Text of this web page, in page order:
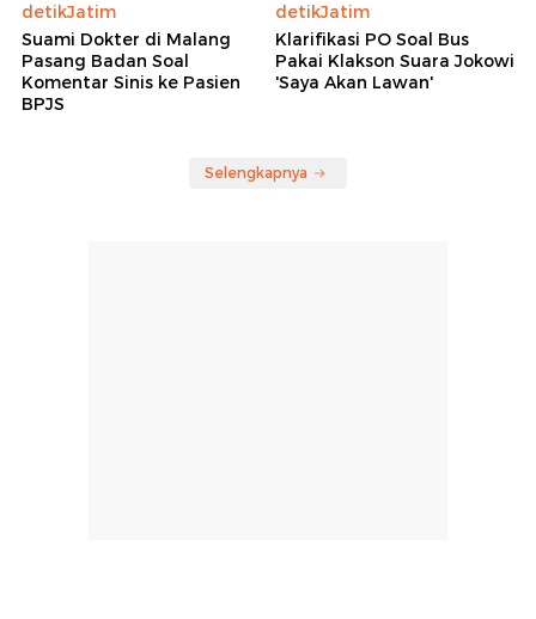
detikJatim
Suami Dokter di Malang
Pasang Badan Soal
Komentar Sinis ke Pasien
BPJS
detikJatim
Klarifikasi PO Soal Bus
Pakai Klakson Suara Jokowi
'Saya Akan Lawan'
Selengkapnya